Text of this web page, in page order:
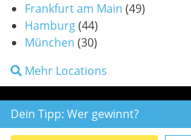
Frankfurt am Main (49)
Hamburg(44)
München (30)
Mehr Locations
Dein Tipp: Wer gewinnt?